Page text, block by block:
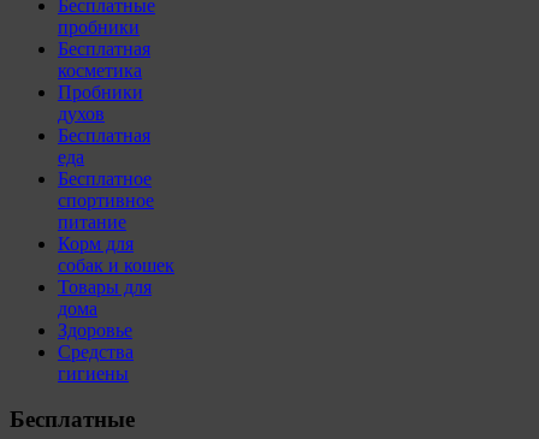
Бесплатные
пробники
Бесплатная
косметика
Пробники
духов
Бесплатная
еда
Бесплатное
спортивное
питание
Корм для
собак и кошек
Товары для
дома
Здоровье
Средства
гигиены
Бесплатные